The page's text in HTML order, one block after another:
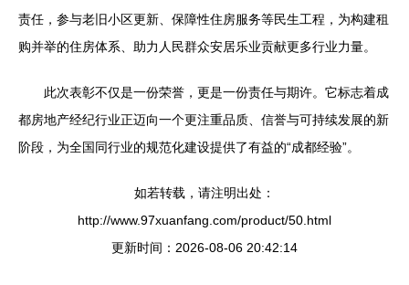
责任，参与老旧小区更新、保障性住房服务等民生工程，为构建租
购并举的住房体系、助力人民群众安居乐业贡献更多行业力量。
此次表彰不仅是一份荣誉，更是一份责任与期许。它标志着成
都房地产经纪行业正迈向一个更注重品质、信誉与可持续发展的新
阶段，为全国同行业的规范化建设提供了有益的“成都经验”。
如若转载，请注明出处：
http://www.97xuanfang.com/product/50.html
更新时间：2026-08-06 20:42:14